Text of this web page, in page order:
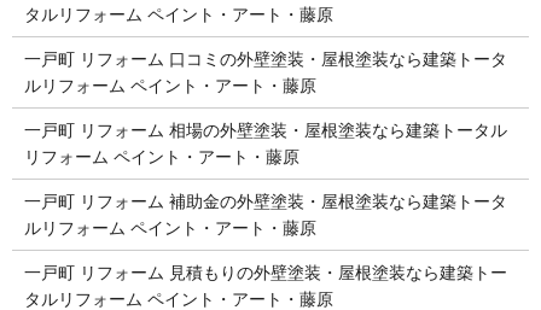
タルリフォーム ペイント・アート・藤原
一戸町 リフォーム 口コミの外壁塗装・屋根塗装なら建築トータ
ルリフォーム ペイント・アート・藤原
一戸町 リフォーム 相場の外壁塗装・屋根塗装なら建築トータル
リフォーム ペイント・アート・藤原
一戸町 リフォーム 補助金の外壁塗装・屋根塗装なら建築トータ
ルリフォーム ペイント・アート・藤原
一戸町 リフォーム 見積もりの外壁塗装・屋根塗装なら建築トー
タルリフォーム ペイント・アート・藤原